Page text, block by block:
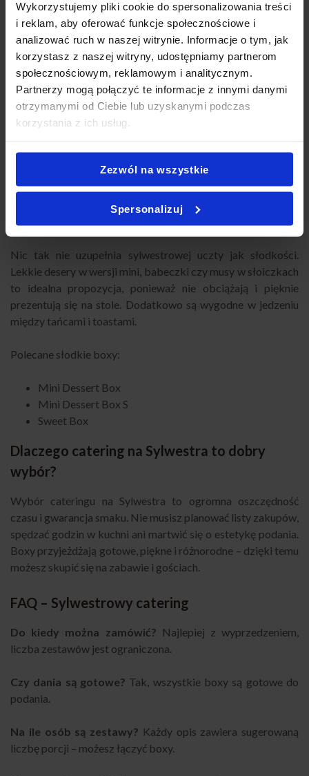
Wykorzystujemy pliki cookie do spersonalizowania treści
i reklam, aby oferować funkcje społecznościowe i
analizować ruch w naszej witrynie. Informacje o tym, jak
korzystasz z naszej witryny, udostępniamy partnerom
społecznościowym, reklamowym i analitycznym.
Partnerzy mogą połączyć te informacje z innymi danymi
otrzymanymi od Ciebie lub uzyskanymi podczas
korzystania z ich usług.
Zezwól na wszystkie
Spersonalizuj
Mini burgery oraz wrapy to hity sylwestrowych stołów. Są
sycące, poręczne i uwielbiane przez gości w każdym wieku.
Świetnie sprawdzają się jako ciepła lub delikatnie podgrzana
alternatywa dla zimnych przekąsek. Wystarczy ułożyć je na
półmiskach i obserwować, jak znikają w mgnieniu oka!
Rekomendowane zestawy:
– mini burgery premium
– różnorodne wrapy na każdą okazję
Wrap Box Wege– pełen warzyw i świeżych dodatków
Słodkie przekąski na Sylwestra
Nic tak nie uzupełnia sylwestrowej uczty jak słodkości.
Lekkie desery w wersji mini, babeczki czy musy w słoiczkach
to idealna propozycja, ponieważ nie obciążają i pięknie
prezentują się na stole. Dodatkowo są wygodne w jedzeniu
między tańcami i toastami.
Polecane słodkie boxy:
Mini Dessert Box
Mini Dessert Box S
Sweet Box
Dlaczego catering na Sylwestra to dobry
wybór?
Wybór cateringu na Sylwestra to ogromna oszczędność
czasu i gwarancja smaku. Nie musisz planować listy zakupów,
spędzać godzin w kuchni ani martwić się o estetykę podania.
Boxy przyjeżdżają gotowe, piękne i różnorodne – dzięki temu
możesz skupić się na zabawie i gościach.
FAQ – Sylwestrowy catering
Do kiedy można zamówić? Najlepiej z wyprzedzeniem,
liczba zestawów jest ograniczona.
Czy dania są gotowe? Tak, wszystkie boxy są gotowe do
podania.
Na ile osób są zestawy? Każdy opis zawiera sugerowaną
liczbę porcji – możesz łączyć boxy.